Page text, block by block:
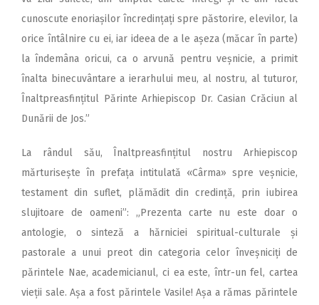
cunoscute enoriașilor încredințați spre păstorire, elevilor, la
orice întâlnire cu ei, iar ideea de a le așeza (măcar în parte)
la îndemâna oricui, ca o arvună pentru veșnicie, a primit
înalta binecuvântare a ierarhului meu, al nostru, al tuturor,
Înaltpreasfințitul Părinte Arhiepiscop Dr. Casian Crăciun al
Dunării de Jos.”
La rândul său, Înaltpreasfințitul nostru Arhiepiscop
mărturisește în prefața intitulată «Cârma» spre veșnicie,
testament din suflet, plămădit din credință, prin iubirea
slujitoare de oameni”: „Prezenta carte nu este doar o
antologie, o sinteză a hărniciei spiritual-culturale și
pastorale a unui preot din categoria celor înveșniciți de
părintele Nae, academicianul, ci ea este, într-un fel, cartea
vieții sale. Așa a fost părintele Vasile! Așa a rămas părintele